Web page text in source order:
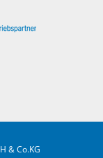
& Co.KG